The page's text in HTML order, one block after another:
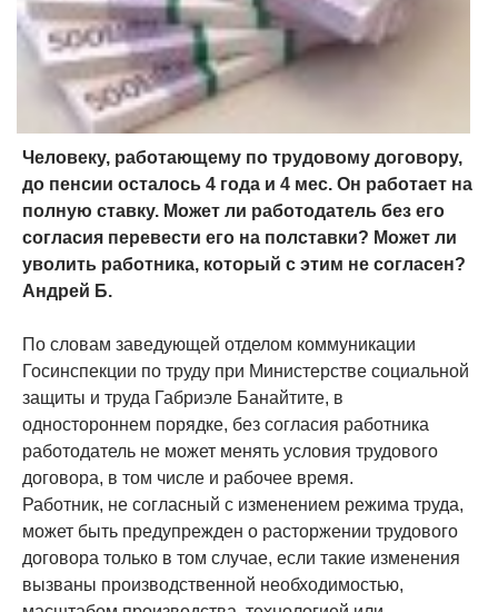
Человеку, работающему по трудовому договору,
до пенсии осталось 4 года и 4 мес. Он работает на
полную ставку. Может ли работодатель без его
согласия перевести его на полставки? Может ли
уволить работника, который с этим не согласен?
Андрей Б.
По словам заведующей отделом коммуникации
Госинспекции по труду при Министерстве социальной
защиты и труда Габриэле Банайтите, в
одностороннем порядке, без согласия работника
работодатель не может менять условия трудового
договора, в том числе и рабочее время.
Работник, не согласный с изменением режима труда,
может быть предупрежден о расторжении трудового
договора только в том случае, если такие изменения
вызваны производственной необходимостью,